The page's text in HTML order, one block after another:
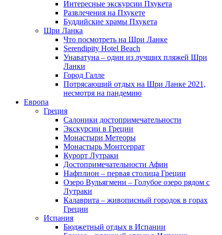
Интересные экскурсии Пхукета
Развлечения на Пхукете
Буддийские храмы Пхукета
Шри Ланка
Что посмотреть на Шри Ланке
Serendipity Hotel Beach
Унаватуна – один из лучших пляжей Шри
Ланки
Город Галле
Потрясающий отдых на Шри Ланке 2021,
несмотря на пандемию
Европа
Греция
Салоники достопримечательности
Экскурсии в Греции
Монастыри Метеоры
Монастырь Монтсеррат
Курорт Лутраки
Достопримечательности Афин
Нафплион – первая столица Греции
Озеро Вульягмени – Голубое озеро рядом с
Лутраки
Калаврита – живописный городок в горах
Греции
Испания
Бюджетный отдых в Испании